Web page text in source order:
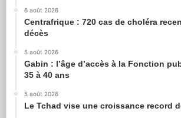
6 août 2026
Centrafrique : 720 cas de choléra
décès
5 août 2026
Gabin : l’âge d’accès à la Fonction
35 à 40 ans
5 août 2026
Le Tchad vise une croissance record